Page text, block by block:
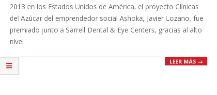
2013 en los Estados Unidos de América, el proyecto Clínicas
del Azúcar del emprendedor social Ashoka, Javier Lozano, fue
premiado junto a Sarrell Dental & Eye Centers, gracias al alto
nivel
LEER MÁS →